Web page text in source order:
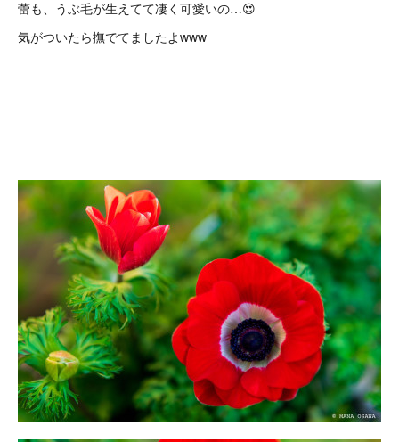
蕾も、うぶ毛が生えてて凄く可愛いの…😍
気がついたら撫でてましたよwww